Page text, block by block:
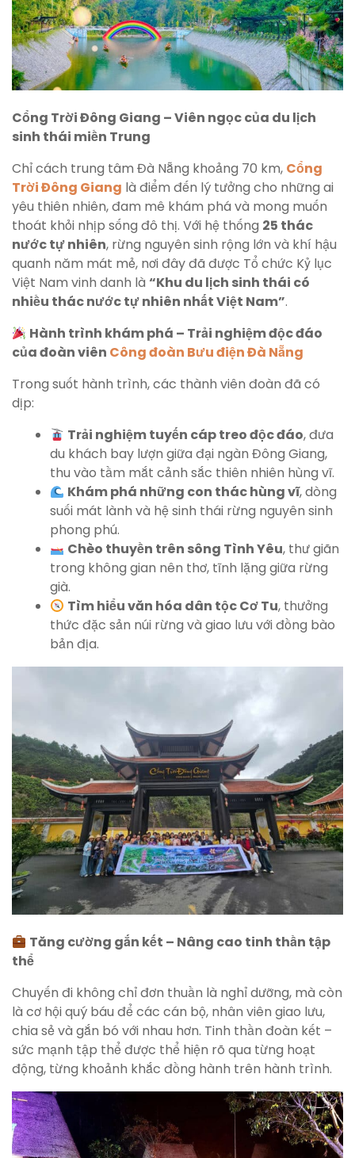
Cổng Trời Đông Giang – Viên ngọc của du lịch
sinh thái miền Trung
Chỉ cách trung tâm Đà Nẵng khoảng 70 km, Cổng
Trời Đông Giang là điểm đến lý tưởng cho những ai
yêu thiên nhiên, đam mê khám phá và mong muốn
thoát khỏi nhịp sống đô thị. Với hệ thống 25 thác
nước tự nhiên, rừng nguyên sinh rộng lớn và khí hậu
quanh năm mát mẻ, nơi đây đã được Tổ chức Kỷ lục
Việt Nam vinh danh là “Khu du lịch sinh thái có
nhiều thác nước tự nhiên nhất Việt Nam”.
Hành trình khám phá – Trải nghiệm độc đáo
của đoàn viên Công đoàn Bưu điện Đà Nẵng
Trong suốt hành trình, các thành viên đoàn đã có
dịp:
Trải nghiệm tuyến cáp treo độc đáo, đưa
du khách bay lượn giữa đại ngàn Đông Giang,
thu vào tầm mắt cảnh sắc thiên nhiên hùng vĩ.
Khám phá những con thác hùng vĩ, dòng
suối mát lành và hệ sinh thái rừng nguyên sinh
phong phú.
Chèo thuyền trên sông Tình Yêu, thư giãn
trong không gian nên thơ, tĩnh lặng giữa rừng
già.
Tìm hiểu văn hóa dân tộc Cơ Tu, thưởng
thức đặc sản núi rừng và giao lưu với đồng bào
bản địa.
Tăng cường gắn kết – Nâng cao tinh thần tập
thể
Chuyến đi không chỉ đơn thuần là nghỉ dưỡng, mà còn
là cơ hội quý báu để các cán bộ, nhân viên giao lưu,
chia sẻ và gắn bó với nhau hơn. Tinh thần đoàn kết –
sức mạnh tập thể được thể hiện rõ qua từng hoạt
động, từng khoảnh khắc đồng hành trên hành trình.